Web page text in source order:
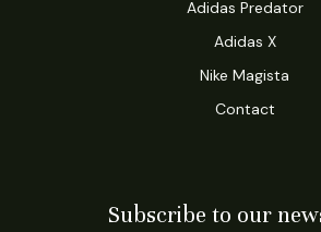
Adidas Predator
Adidas X
Nike Magista
Contact
Subscribe to our